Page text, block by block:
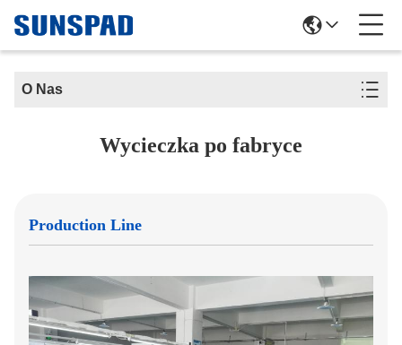
O Nas
Wycieczka po fabryce
Production Line